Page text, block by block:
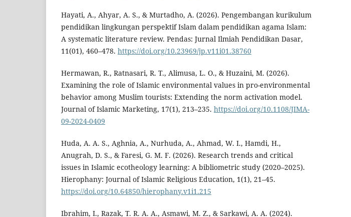
Hayati, A., Ahyar, A. S., & Murtadho, A. (2026). Pengembangan kurikulum
pendidikan lingkungan perspektif Islam dalam pendidikan agama Islam:
A systematic literature review. Pendas: Jurnal Ilmiah Pendidikan Dasar,
11(01), 460–478. https://doi.org/10.23969/jp.v11i01.38760
Hermawan, R., Ratnasari, R. T., Alimusa, L. O., & Huzaini, M. (2026).
Examining the role of Islamic environmental values in pro-environmental
behavior among Muslim tourists: Extending the norm activation model.
Journal of Islamic Marketing, 17(1), 213–235. https://doi.org/10.1108/JIMA-
09-2024-0409
Huda, A. A. S., Aghnia, A., Nurhuda, A., Ahmad, W. I., Hamdi, H.,
Anugrah, D. S., & Faresi, G. M. F. (2026). Research trends and critical
issues in Islamic ecotheology learning: A bibliometric study (2020–2025).
Hierophany: Journal of Islamic Religious Education, 1(1), 21–45.
https://doi.org/10.64850/hierophany.v1i1.215
Ibrahim, I., Razak, T. R. A. A., Asmawi, M. Z., & Sarkawi, A. A. (2024).